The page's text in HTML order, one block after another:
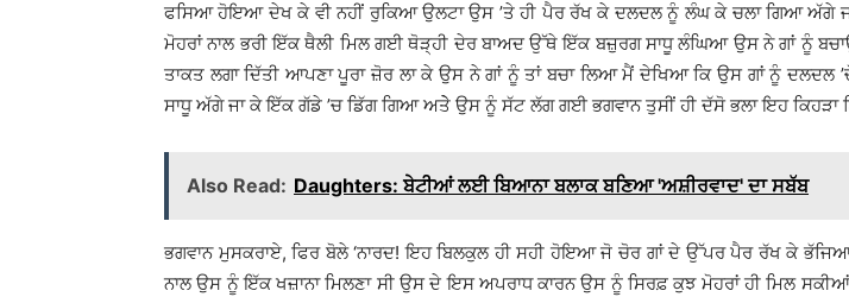
ਫਸਿਆ ਹੋਇਆ ਦੇਖ ਕੇ ਵੀ ਨਹੀਂ ਰੁਕਿਆ ਉਲਟਾ ਉਸ ’ਤੇ ਹੀ ਪੈਰ ਰੱਖ ਕੇ ਦਲਦਲ ਨੂੰ ਲੰਘ ਕੇ ਚਲਾ ਗਿਆ ਅੱਗੇ
ਮੋਹਰਾਂ ਨਾਲ ਭਰੀ ਇੱਕ ਥੈਲੀ ਮਿਲ ਗਈ ਥੋੜ੍ਹੀ ਦੇਰ ਬਾਅਦ ਉੱਥੇ ਇੱਕ ਬਜ਼ੁਰਗ ਸਾਧੂ ਲੰਘਿਆ ਉਸ ਨੇ ਗਾਂ ਨੂੰ
ਤਾਕਤ ਲਗਾ ਦਿੱਤੀ ਆਪਣਾ ਪੂਰਾ ਜ਼ੋਰ ਲਾ ਕੇ ਉਸ ਨੇ ਗਾਂ ਨੂੰ ਤਾਂ ਬਚਾ ਲਿਆ ਮੈਂ ਦੇਖਿਆ ਕਿ ਉਸ ਗਾਂ ਨੂੰ ਦਲਦਲ
ਸਾਧੂ ਅੱਗੇ ਜਾ ਕੇ ਇੱਕ ਗੱਡੇ ’ਚ ਡਿੱਗ ਗਿਆ ਅਤੇੇ ਉਸ ਨੂੰ ਸੱਟ ਲੱਗ ਗਈ ਭਗਵਾਨ ਤੁਸੀਂ ਹੀ ਦੱਸੋ ਭਲਾ ਇਹ ਕਿਹੜਾ
Also Read: Daughters: ਬੇਟੀਆਂ ਲਈ ਬਿਆਨਾ ਬਲਾਕ ਬਣਿਆ 'ਅਸ਼ੀਰਵਾਦ' ਦਾ ਸਬੱਬ
ਭਗਵਾਨ ਮੁਸਕਰਾਏ, ਫਿਰ ਬੋਲੇ ‘ਨਾਰਦ! ਇਹ ਬਿਲਕੁਲ ਹੀ ਸਹੀ ਹੋਇਆ ਜੋ ਚੋਰ ਗਾਂ ਦੇ ਉੱਪਰ ਪੈਰ ਰੱਖ ਕੇ
ਨਾਲ ਉਸ ਨੂੰ ਇੱਕ ਖਜ਼ਾਨਾ ਮਿਲਣਾ ਸੀ ਉਸ ਦੇ ਇਸ ਅਪਰਾਧ ਕਾਰਨ ਉਸ ਨੂੰ ਸਿਰਫ਼ ਕੁਝ ਮੋਹਰਾਂ ਹੀ ਮਿਲ